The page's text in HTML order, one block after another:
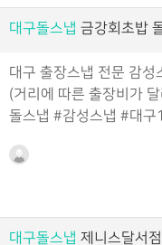
대구돌스냅 금강회초밥
대구 출장스냅 전문 감
(거리에 따른 출장비가
돌스냅 #감성스냅 #대
대구돌스냅 제니스달서